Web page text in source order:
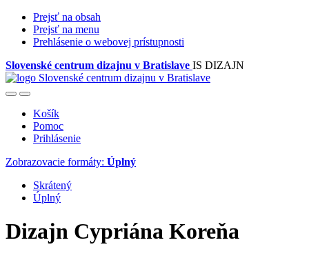
Prejsť na obsah
Prejsť na menu
Prehlásenie o webovej prístupnosti
Slovenské centrum dizajnu v Bratislave IS DIZAJN
Košík
Pomoc
Prihlásenie
Zobrazovacie formáty: Úplný
Skrátený
Úplný
Dizajn Cypriána Koreňa